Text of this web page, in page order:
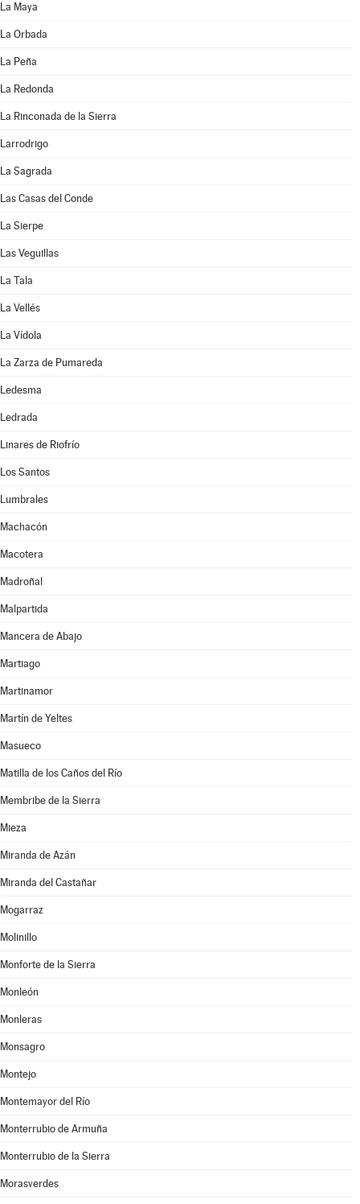
La Maya
La Orbada
La Peña
La Redonda
La Rinconada de la Sierra
Larrodrigo
La Sagrada
Las Casas del Conde
La Sierpe
Las Veguillas
La Tala
La Vellés
La Vídola
La Zarza de Pumareda
Ledesma
Ledrada
Linares de Riofrío
Los Santos
Lumbrales
Machacón
Macotera
Madroñal
Malpartida
Mancera de Abajo
Martiago
Martinamor
Martín de Yeltes
Masueco
Matilla de los Caños del Río
Membribe de la Sierra
Mieza
Miranda de Azán
Miranda del Castañar
Mogarraz
Molinillo
Monforte de la Sierra
Monleón
Monleras
Monsagro
Montejo
Montemayor del Río
Monterrubio de Armuña
Monterrubio de la Sierra
Morasverdes